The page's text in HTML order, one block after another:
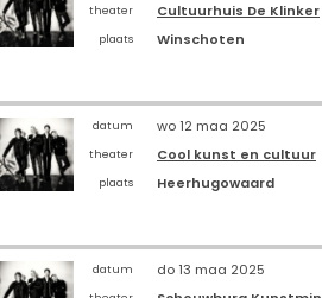
theater Cultuurhuis De Klinker
plaats
Winschoten
datum wo 12 maa 2025
theater Cool kunst en cultuur
plaats
Heerhugowaard
datum do 13 maa 2025